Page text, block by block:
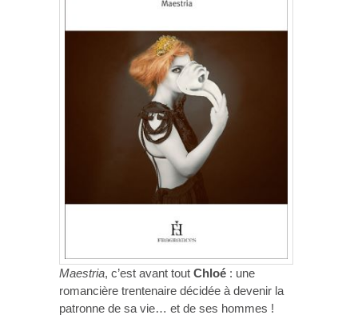
Maestria, c’est avant tout Chloé : une
romancière trentenaire décidée à devenir la
patronne de sa vie… et de ses hommes !